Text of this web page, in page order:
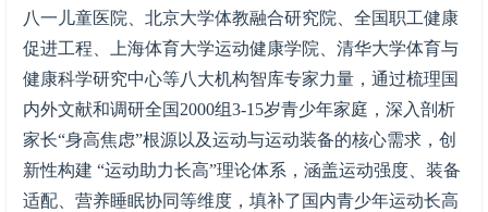
八一儿童医院、北京大学体教融合研究院、全国职工健康
促进工程、上海体育大学运动健康学院、清华大学体育与
健康科学研究中心等八大机构智库专家力量，通过梳理国
内外文献和调研全国2000组3-15岁青少年家庭，深入剖析
家长“身高焦虑”根源以及运动与运动装备的核心需求，创
新性构建 “运动助力长高”理论体系，涵盖运动强度、装备
适配、营养睡眠协同等维度，填补了国内青少年运动长高